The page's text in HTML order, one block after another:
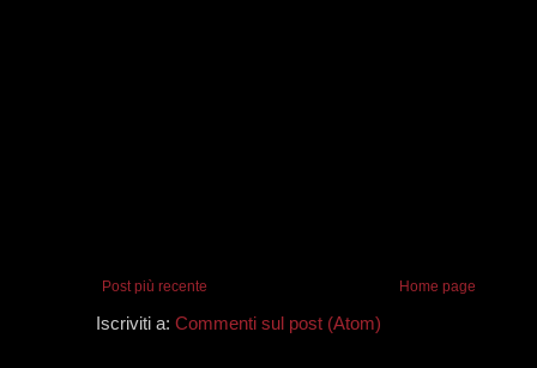
Post più recente Home page
Iscriviti a: Commenti sul post (Atom)